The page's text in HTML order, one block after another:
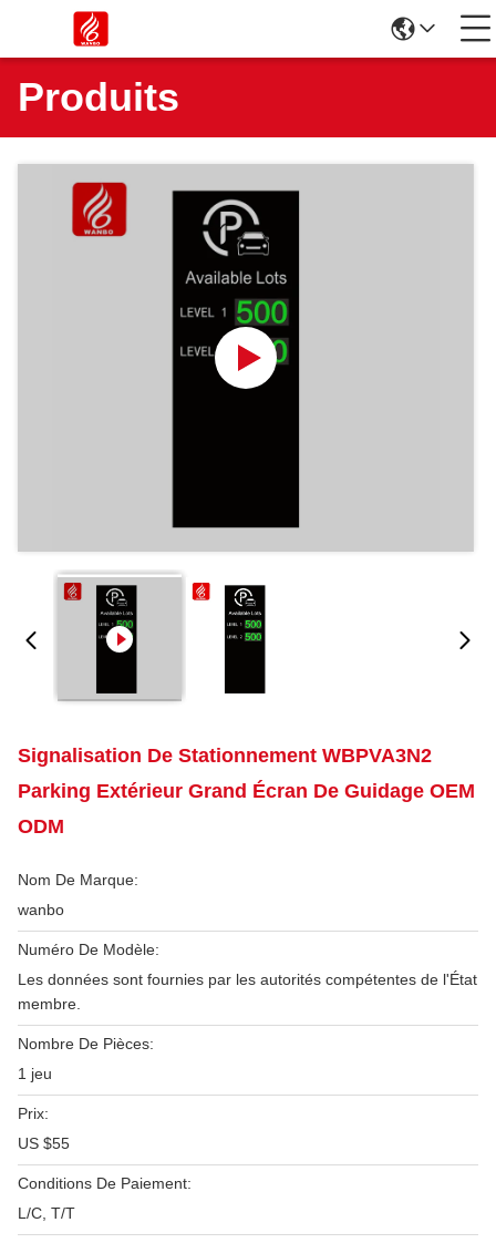
Produits
Signalisation De Stationnement WBPVA3N2
Parking Extérieur Grand Écran De Guidage OEM
ODM
Nom De Marque:
wanbo
Numéro De Modèle:
Les données sont fournies par les autorités compétentes de l'État
membre.
Nombre De Pièces:
1 jeu
Prix:
US $55
Conditions De Paiement:
L/C, T/T